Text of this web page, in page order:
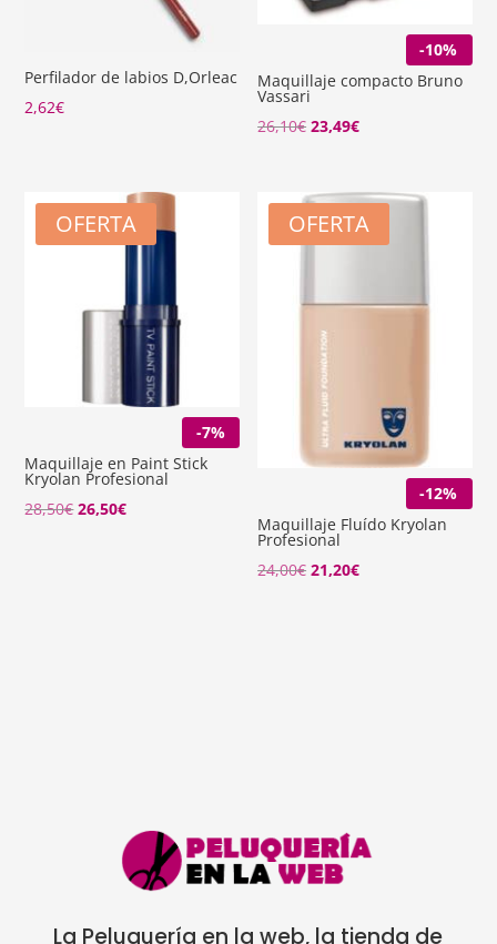
Perfilador de labios D,Orleac
2,62€
-10%
Maquillaje compacto Bruno
Vassari
26,10€ El
era:
26,10€.
23,49€El
es:
23,49€.
OFERTA
-7%
Maquillaje en Paint Stick
Kryolan Profesional
28,50€El
26,50€El
OFERTA
-12%
Maquillaje Fluído Kryolan
Profesional
24,00€ El
21,20€El
La Peluquería en la web, la tienda de